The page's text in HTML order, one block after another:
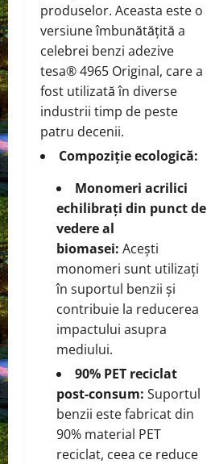
produselor. Aceasta este o
versiune îmbunătățită a
celebrei benzi adezive
tesa® 4965 Original, care a
fost utilizată în diverse
industrii timp de peste
patru decenii.
Compoziție ecologică:
Monomeri acrilici
echilibrați din punct de
vedere al
biomasei: Acești
monomeri sunt utilizați
în suportul benzii și
contribuie la reducerea
impactului asupra
mediului.
90% PET reciclat
post-consum: Suportul
benzii este fabricat din
90% material PET
reciclat, ceea ce reduce